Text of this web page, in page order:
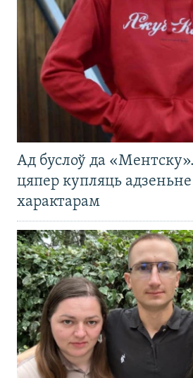
Ад буслоў да
цяпер купляць адзеньне
характарам